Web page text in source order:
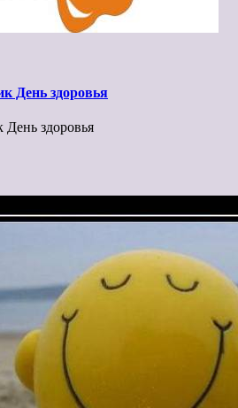
День здоровья
здоровья